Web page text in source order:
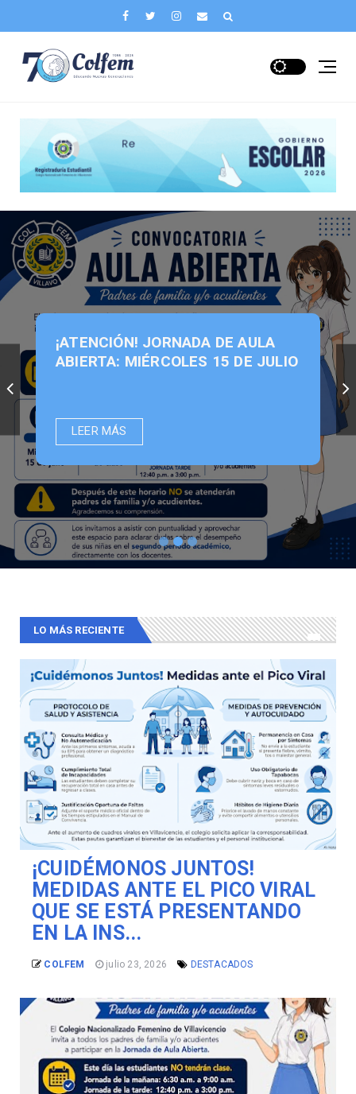
¡ATENCIÓN! JORNADA DE AULA
ABIERTA: MIÉRCOLES 15 DE JULIO
LEER MÁS
LO MÁS RECIENTE
¡CUIDÉMONOS JUNTOS!
MEDIDAS ANTE EL PICO VIRAL
QUE SE ESTÁ PRESENTANDO
EN LA INS...
COLFEM julio 23, 2026 DESTACADOS